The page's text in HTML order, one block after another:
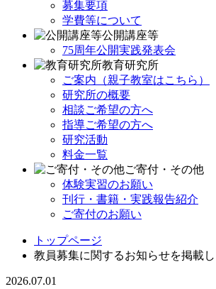
募集要項
学費等について
公開講座等
75周年公開実践発表会
教育研究所
ご案内（親子教室はこちら）
研究所の概要
相談ご希望の方へ
指導ご希望の方へ
研究活動
料金一覧
ご寄付・その他
体験実習のお願い
刊行・書籍・実践報告紹介
ご寄付のお願い
トップページ
教員募集に関するお知らせを掲載
2026.07.01